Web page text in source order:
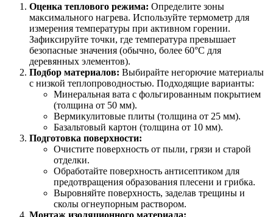
Оценка теплового режима: Определите зоны
максимального нагрева. Используйте термометр для
измерения температуры при активном горении.
Зафиксируйте точки, где температура превышает
безопасные значения (обычно, более 60°C для
деревянных элементов).
Подбор материалов: Выбирайте негорючие материалы
с низкой теплопроводностью. Подходящие варианты:
Минеральная вата с фольгированным покрытием
(толщина от 50 мм).
Вермикулитовые плиты (толщина от 25 мм).
Базальтовый картон (толщина от 10 мм).
Подготовка поверхности:
Очистите поверхность от пыли, грязи и старой
отделки.
Обработайте поверхность антисептиком для
предотвращения образования плесени и грибка.
Выровняйте поверхность, заделав трещины и
сколы огнеупорным раствором.
Монтаж изоляционного материала: